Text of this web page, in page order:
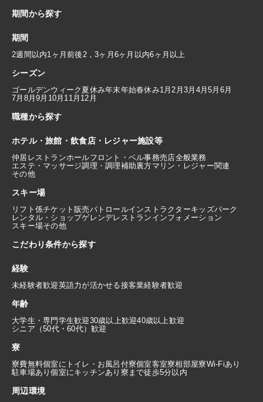
期間から探す
期間
2週間以内1ヶ月前後 2，3ヶ月 6ヶ月以内6ヶ月以上
シーズン
ゴールデンウィーク 夏休み年末年始春休み1月 2月3月 4月5月 6月
7月 8月9月 10月 11月 12月
職種から探す
ホテル・旅館・飲食店・レジャー施設等
仲居 レストランホールフロント・ベル事務売店全般業務
エステ・マッサージ調理・調理補助裏方マリン・レジャー関連
その他
スキー場
リフト係チケット販売パトロールインストラクターキッズパーク
レンタル・ショップゲレンデレストラン インフォメーション
スキー場その他
こだわり条件から探す
経験
未経験者歓迎英語力が活かせる接客業経験者歓迎
年齢
大学生・専門学生歓迎30歳以上歓迎40歳以上歓迎
シニア（50代・60代）歓迎
寮
寮費無料個室にトイレ・お風呂付寮個室客室寮相部屋寮Wi-Fiあり
駐車場あり個室にキッチンあり 寮まで徒歩5分以内
周辺環境